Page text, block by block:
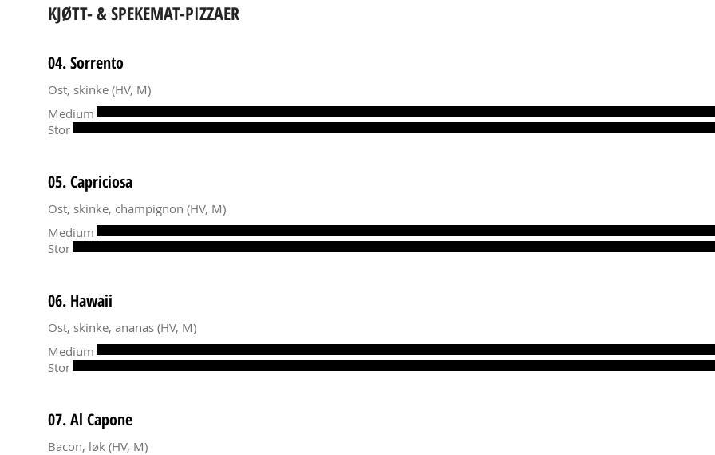
KJØTT- & SPEKEMAT-PIZZAER
04. Sorrento
Medium
Stor
05. Capriciosa
Ost, skinke, champignon (HV, M)
Medium
Stor
06. Hawaii
Ost, skinke, ananas (HV, M)
Medium
Stor
07. Al Capone
Bacon, løk (HV, M)